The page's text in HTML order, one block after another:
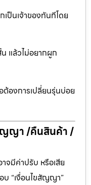
ป็นเจ้าของทันทีโดย
แล้วไม่อยากผูก
ต้องการเปลี่ยนรุ่นบ่อย
ญญา /คืนสินค้า /
มีค่าปรับ หรือเสีย
“เงื่อนไขสัญญา”